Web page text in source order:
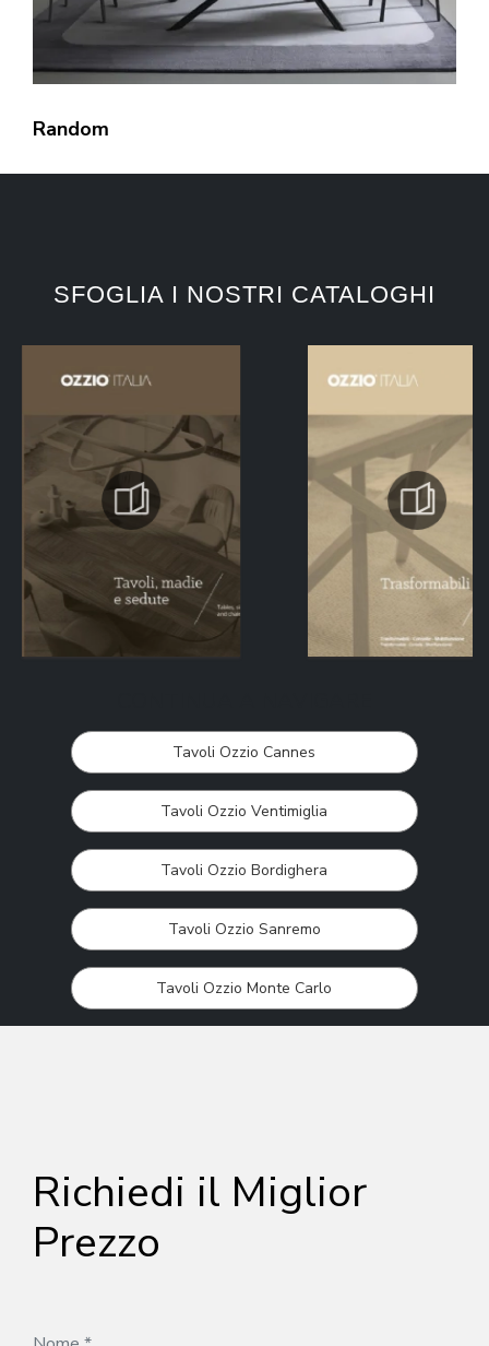
Random
SFOGLIA I NOSTRI CATALOGHI
Tavoli Ozzio Cannes
Tavoli Ozzio Ventimiglia
Tavoli Ozzio Bordighera
Tavoli Ozzio Sanremo
Tavoli Ozzio Monte Carlo
Richiedi il Miglior
Prezzo